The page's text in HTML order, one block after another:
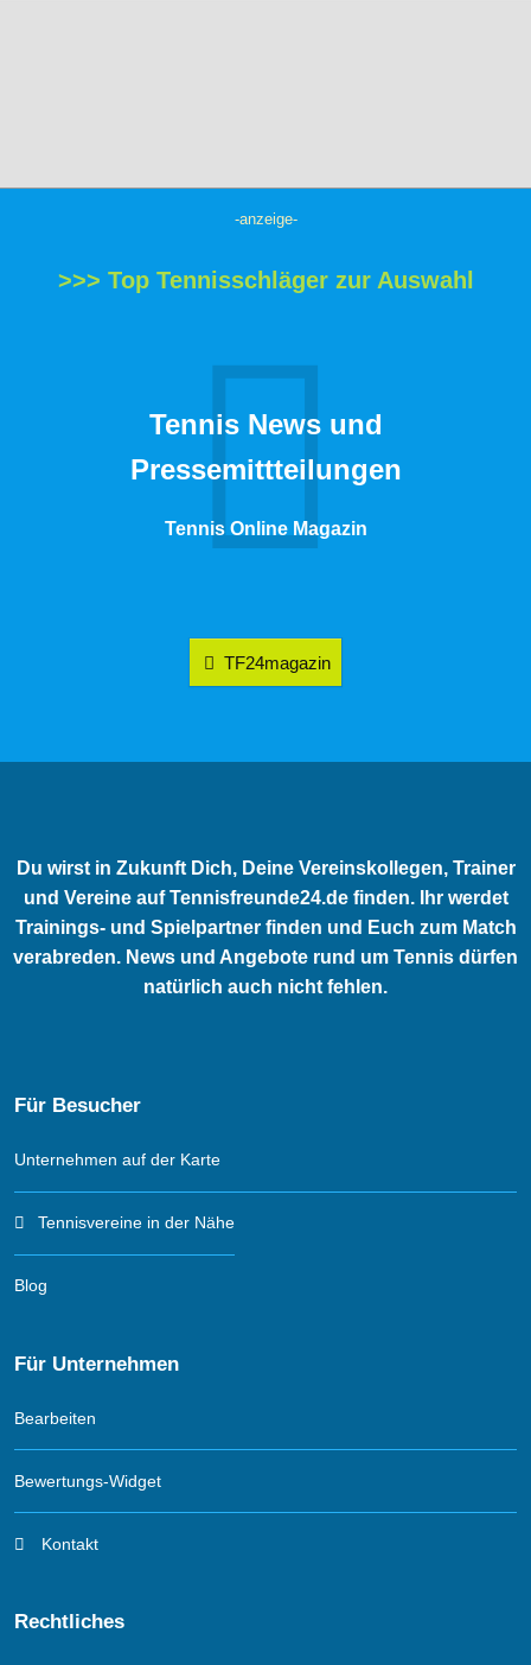
-anzeige-
>>> Top Tennisschläger zur Auswahl
Tennis News und
Pressemittteilungen
Tennis Online Magazin
TF24magazin
Du wirst in Zukunft Dich, Deine Vereinskollegen, Trainer
und Vereine auf Tennisfreunde24.de finden. Ihr werdet
Trainings- und Spielpartner finden und Euch zum Match
verabreden. News und Angebote rund um Tennis dürfen
natürlich auch nicht fehlen.
Für Besucher
Unternehmen auf der Karte
Tennisvereine in der Nähe
Blog
Für Unternehmen
Bearbeiten
Bewertungs-Widget
Kontakt
Rechtliches